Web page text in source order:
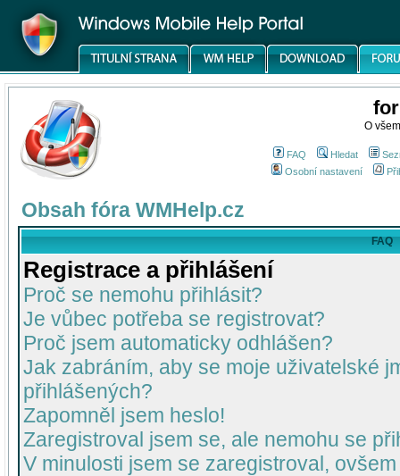
O
FAQ Hledat
Osobní nastavení
Obsah fóra WMHelp.cz
FAQ
Registrace a přihlášení
Proč se nemohu přihlásit?
Je vůbec potřeba se registrovat?
Proč jsem automaticky odhlášen?
Jak zabráním, aby se moje uživatelské
přihlášených?
Zapomněl jsem heslo!
Zaregistroval jsem se, ale nemohu se
V minulosti jsem se zaregistroval,